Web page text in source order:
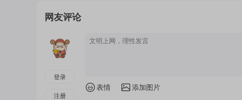
网友评论
登录
注册
表情 添加图片